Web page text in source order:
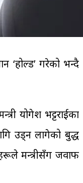
‘होल्ड’ गरेको भन्दै
योगेश भट्टराईका
उड्न लागेको बुद्ध
मन्त्रीसँग जवाफ